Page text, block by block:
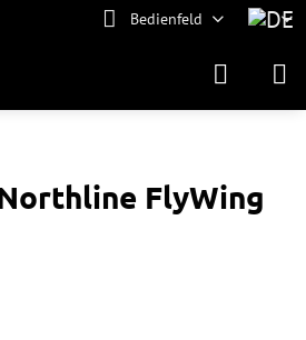
Bedienfeld
FlyWing